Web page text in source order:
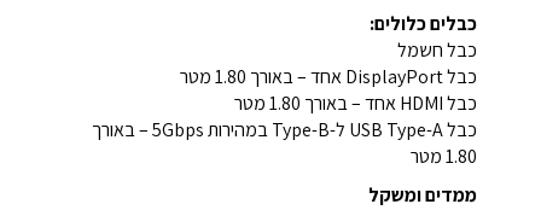
כבלים כלולים:
כבל חשמל
כבל DisplayPort אחד – באורך 1.80 מטר
כבל HDMI אחד – באורך 1.80 מטר
כבל USB Type-A ל-Type-B במהירות 5Gbps – באורך
1.80 מטר
ממדים ומשקל